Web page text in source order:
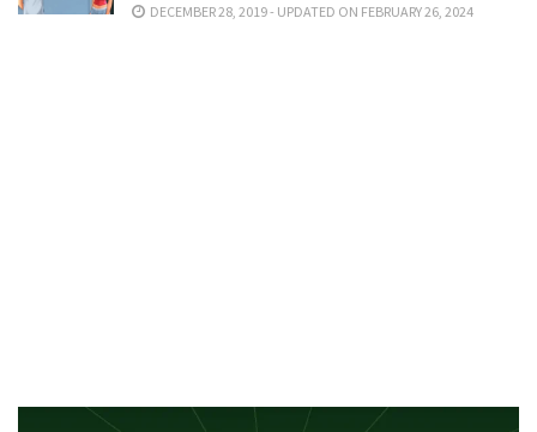
DECEMBER 28, 2019 - UPDATED ON FEBRUARY 26, 2024